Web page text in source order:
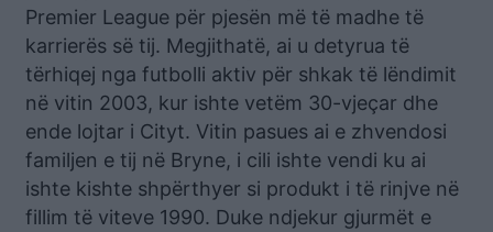
Premier League për pjesën më të madhe të
karrierës së tij. Megjithatë, ai u detyrua të
tërhiqej nga futbolli aktiv për shkak të lëndimit
në vitin 2003, kur ishte vetëm 30-vjeçar dhe
ende lojtar i Cityt. Vitin pasues ai e zhvendosi
familjen e tij në Bryne, i cili ishte vendi ku ai
ishte kishte shpërthyer si produkt i të rinjve në
fillim të viteve 1990. Duke ndjekur gjurmët e